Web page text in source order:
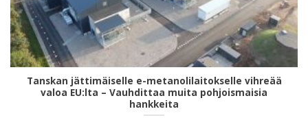
Tanskan jättimäiselle e-metanolilaitokselle vihreää
valoa EU:lta – Vauhdittaa muita pohjoismaisia
hankkeita